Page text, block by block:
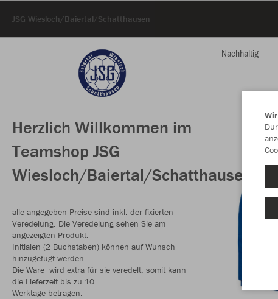
JSG Wiesloch/Baiertal/Schatthausen
Herzlich Willkommen im
Teamshop JSG
Wiesloch/Baiertal/Schatthausen
alle angegeben Preise sind inkl. der fixierten
Veredelung. Die Veredelung sehen Sie am
angezeigten Produkt.
Initialen (2 Buchstaben) können auf Wunsch
hinzugefügt werden.
Die Ware wird extra für sie veredelt, somit kann
die Lieferzeit bis zu 10
Werktage betragen.
Nachhaltig